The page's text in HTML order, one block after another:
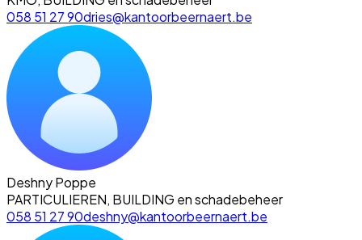
058 51 27 90dries@kantoorbeernaert.be
Deshny Poppe
PARTICULIEREN, BUILDING en schadebeheer
058 51 27 90deshny@kantoorbeernaert.be